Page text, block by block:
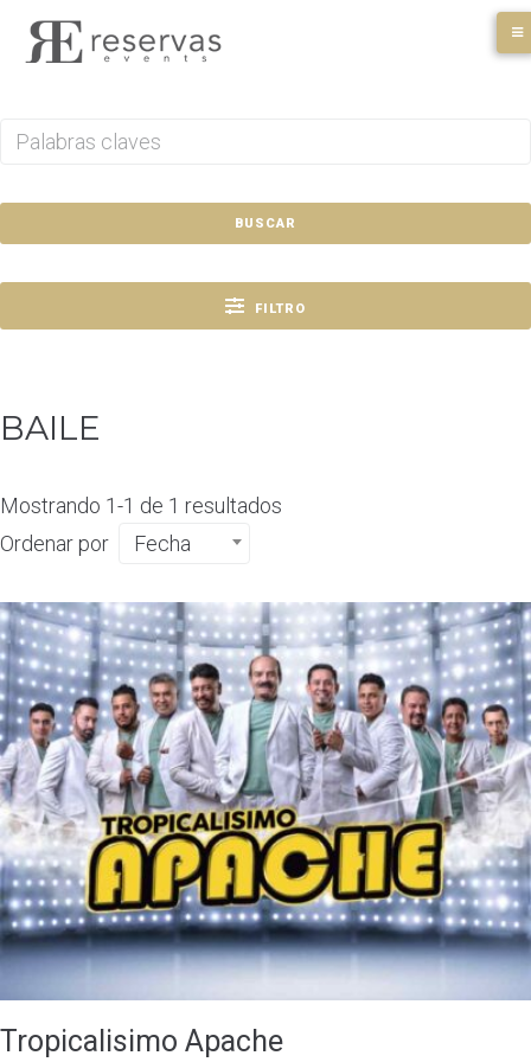
BUSCAR
FILTRO
BAILE
Mostrando 1-1 de 1 resultados
Ordenar por
Fecha
Tropicalisimo Apache